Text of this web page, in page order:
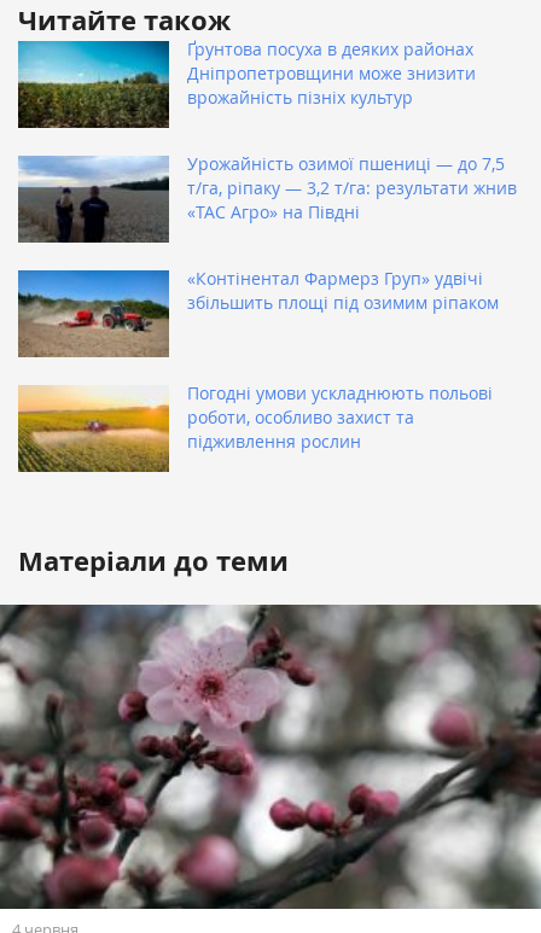
Читайте також
Ґрунтова посуха в деяких районах
Дніпропетровщини може знизити
врожайність пізніх культур
Урожайність озимої пшениці — до 7,5
т/га, ріпаку — 3,2 т/га: результати жнив
«ТАС Агро» на Півдні
«Контінентал Фармерз Груп» удвічі
збільшить площі під озимим ріпаком
Погодні умови ускладнюють польові
роботи, особливо захист та
підживлення рослин
Матеріали до теми